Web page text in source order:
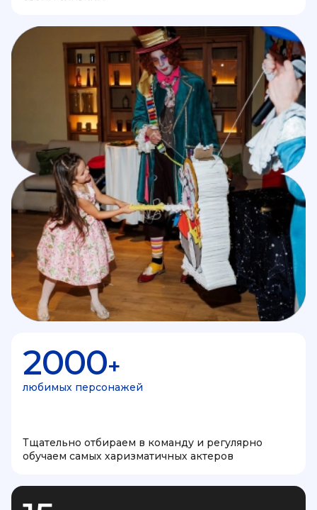
2000+
любимых персонажей
Тщательно отбираем в команду и регулярно
обучаем самых харизматичных актеров